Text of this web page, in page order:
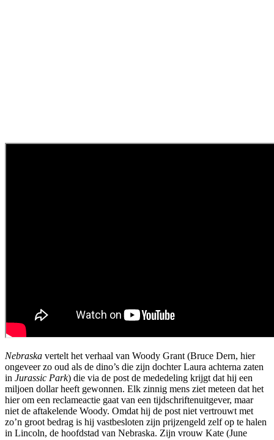
Nebraska vertelt het verhaal van Woody Grant (Bruce Dern, hier
ongeveer zo oud als de dino’s die zijn dochter Laura achterna zaten
in Jurassic Park) die via de post de mededeling krijgt dat hij een
miljoen dollar heeft gewonnen. Elk zinnig mens ziet meteen dat het
hier om een reclameactie gaat van een tijdschriftenuitgever, maar
niet de aftakelende Woody. Omdat hij de post niet vertrouwt met
zo’n groot bedrag is hij vastbesloten zijn prijzengeld zelf op te halen
in Lincoln, de hoofdstad van Nebraska. Zijn vrouw Kate (June